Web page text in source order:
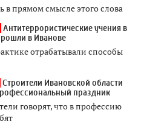
в прямом смысле этого слова
Антитеррористические учения в
в Иванове
отрабатывали способы
Строители Ивановской области
праздник
говорят, что в профессию